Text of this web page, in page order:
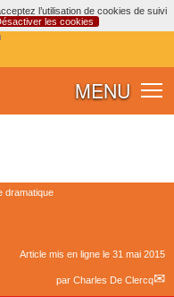
l’utilisation de cookies de suivi
les cookies
MENU
dramatique
Article mis en ligne le 31 mai 2015
par Charles De Clercq